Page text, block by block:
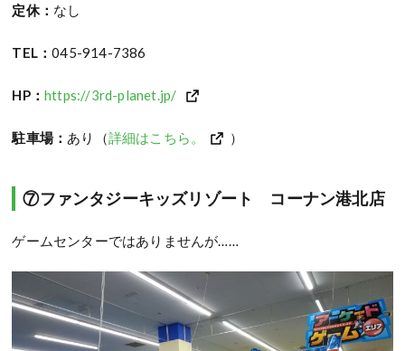
定休： なし
TEL：045-914-7386
HP：https://3rd-planet.jp/
駐車場： あり（詳細はこちら。 ）
⑦ファンタジーキッズリゾート コーナン港北店
ゲームセンターではありませんが……